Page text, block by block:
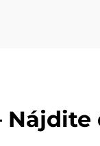
Nájdite